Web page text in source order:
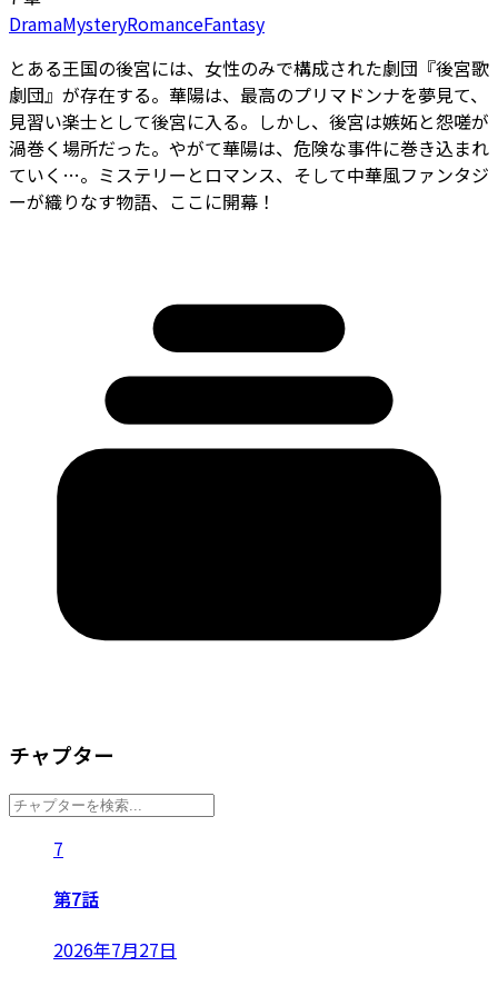
DramaMysteryRomanceFantasy
とある王国の後宮には、女性のみで構成された劇団『後宮歌
劇団』が存在する。華陽は、最高のプリマドンナを夢見て、
見習い楽士として後宮に入る。しかし、後宮は嫉妬と怨嗟が
渦巻く場所だった。やがて華陽は、危険な事件に巻き込まれ
ていく…。ミステリーとロマンス、そして中華風ファンタジ
ーが織りなす物語、ここに開幕！
チャプター
7
第7話
2026年7月27日